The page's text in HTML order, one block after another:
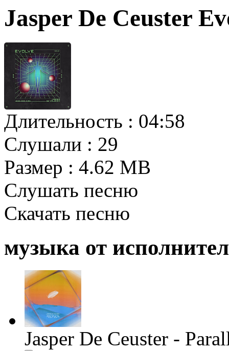
Jasper De Ceuster
Длительность : 04:58
Слушали : 29
Размер : 4.62 MB
Слушать песню
Скачать песню
музыка от
Jasper De Ceuster -